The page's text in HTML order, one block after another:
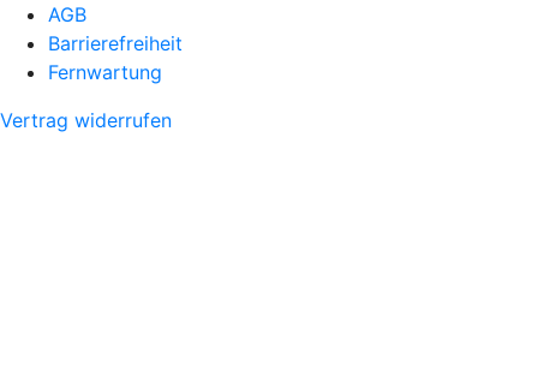
AGB
Barrierefreiheit
Fernwartung
Vertrag widerrufen